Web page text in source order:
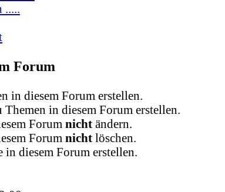
.....
Forum
in diesem Forum erstellen.
in diesem Forum erstellen.
Forum nicht ändern.
Forum nicht löschen.
in diesem Forum erstellen.